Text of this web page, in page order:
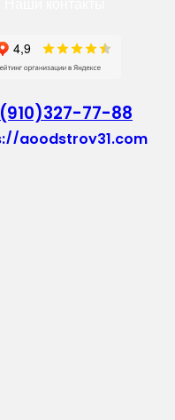
77-88
goodstroy31.com